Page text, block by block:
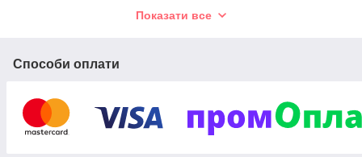
магазині Лоссо. Ми знаємо, наскільки важливим є домашній
Тут ви знайдете практичні функціональні речі та милі
та водночас значно полегшити вам життя. Ми пропонуємо
товари для дому та саду оптом та в роздріб відмінної якості
за доступною ціною.
Показати все
Способи оплати